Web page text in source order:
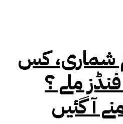
شماری، کس
ملے ؟
آ گئیں